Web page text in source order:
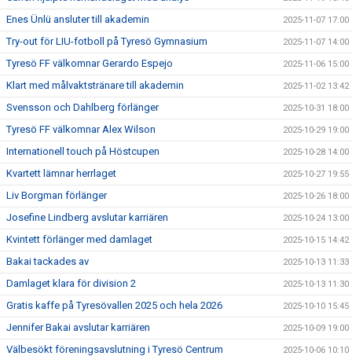
Enes Ünlü ansluter till akademin 2025-11-07 17:00
Try-out för LIU-fotboll på Tyresö Gymnasium 2025-11-07 14:00
Tyresö FF välkomnar Gerardo Espejo 2025-11-06 15:00
Klart med målvaktstränare till akademin 2025-11-02 13:42
Svensson och Dahlberg förlänger 2025-10-31 18:00
Tyresö FF välkomnar Alex Wilson 2025-10-29 19:00
Internationell touch på Höstcupen 2025-10-28 14:00
Kvartett lämnar herrlaget 2025-10-27 19:55
Liv Borgman förlänger 2025-10-26 18:00
Josefine Lindberg avslutar karriären 2025-10-24 13:00
Kvintett förlänger med damlaget 2025-10-15 14:42
Bakai tackades av 2025-10-13 11:33
Damlaget klara för division 2 2025-10-13 11:30
Gratis kaffe på Tyresövallen 2025 och hela 2026 2025-10-10 15:45
Jennifer Bakai avslutar karriären 2025-10-09 19:00
Välbesökt föreningsavslutning i Tyresö Centrum 2025-10-06 10:10